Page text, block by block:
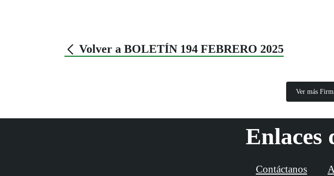
Volver a BOLETÍN 194 FEBRERO 2025
Ver más
Enlaces
Contáctanos